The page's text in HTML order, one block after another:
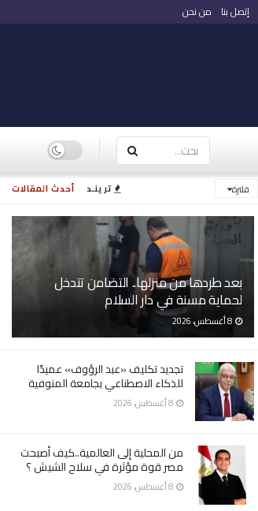
أحدث المقالات ترينـد فلترة
بعد طردها من منزلها.. التضامن تتدخل
لحماية مسنة في دار السلام
تجديد تكليف «عبد الرؤوف» عميدًا
للذكاء الاصطناعي بجامعة المنوفية
من المحلية إلى العالمية..كيف أصبحت
مصر قوة مؤثرة في سلاح الشيش ؟
إتصل بنا من نحن